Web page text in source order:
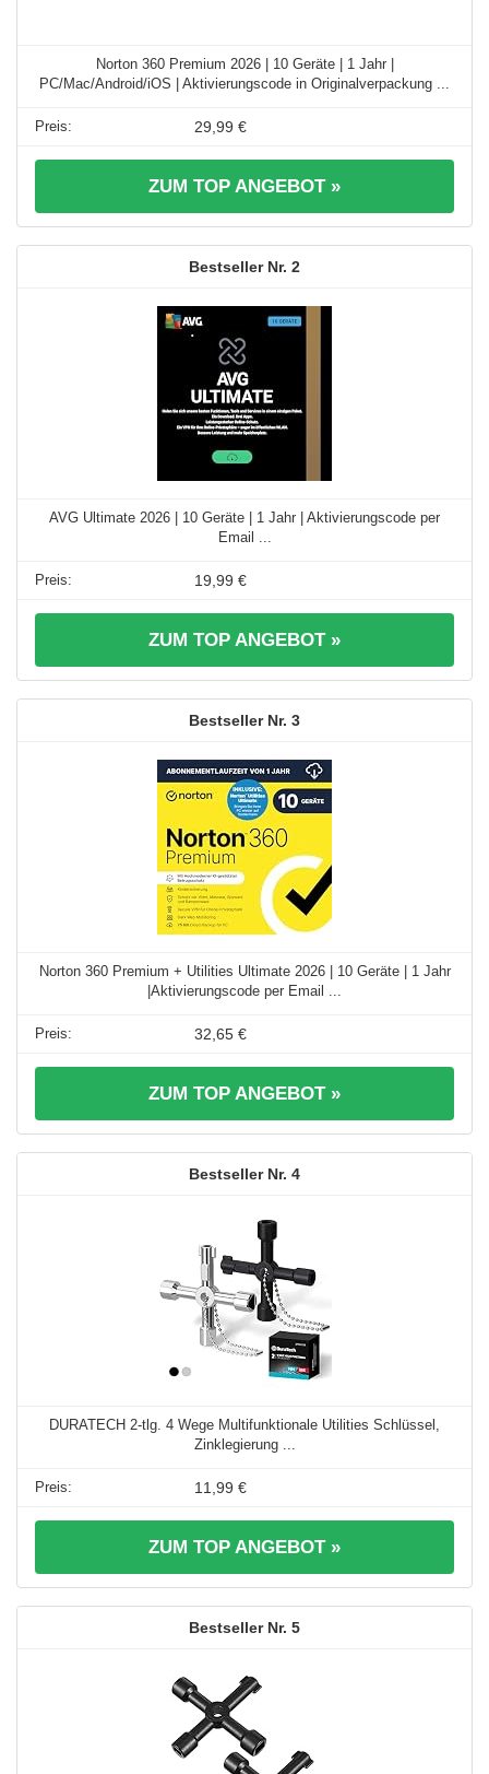
Norton 360 Premium 2026 | 10 Geräte | 1 Jahr |
PC/Mac/Android/iOS | Aktivierungscode in Originalverpackung ...
29,99 €
ZUM TOP ANGEBOT »
2
AVG Ultimate 2026 | 10 Geräte | 1 Jahr | Aktivierungscode per
Email ...
19,99 €
ZUM TOP ANGEBOT »
3
Norton 360 Premium + Utilities Ultimate 2026 | 10 Geräte | 1 Jahr
|Aktivierungscode per Email ...
32,65 €
ZUM TOP ANGEBOT »
4
DURATECH 2-tlg. 4 Wege Multifunktionale Utilities Schlüssel,
Zinklegierung ...
11,99 €
ZUM TOP ANGEBOT »
5